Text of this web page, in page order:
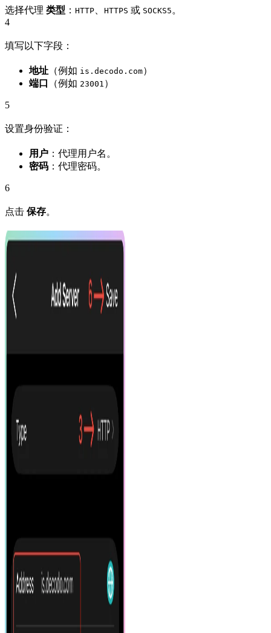
选择代理 类型 ： HTTP HTTPS 或 SOCKS5 。
4
填写以下字段：
地址 （例如 is.decodo.com）
端口
（例如 23001 ）
5
设置身份验证：
用户 ：代理用户名。
密码 ：代理密码。
6
点击 保存。